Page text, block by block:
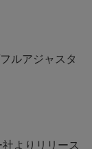
ルアジャスタ
よりリリース